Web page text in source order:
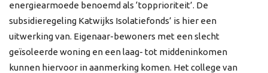
energiearmoede benoemd als ‘topprioriteit’. De
subsidieregeling Katwijks Isolatiefonds’ is hier een
uitwerking van. Eigenaar-bewoners met een slecht
geïsoleerde woning en een laag- tot middeninkomen
kunnen hiervoor in aanmerking komen. Het college van